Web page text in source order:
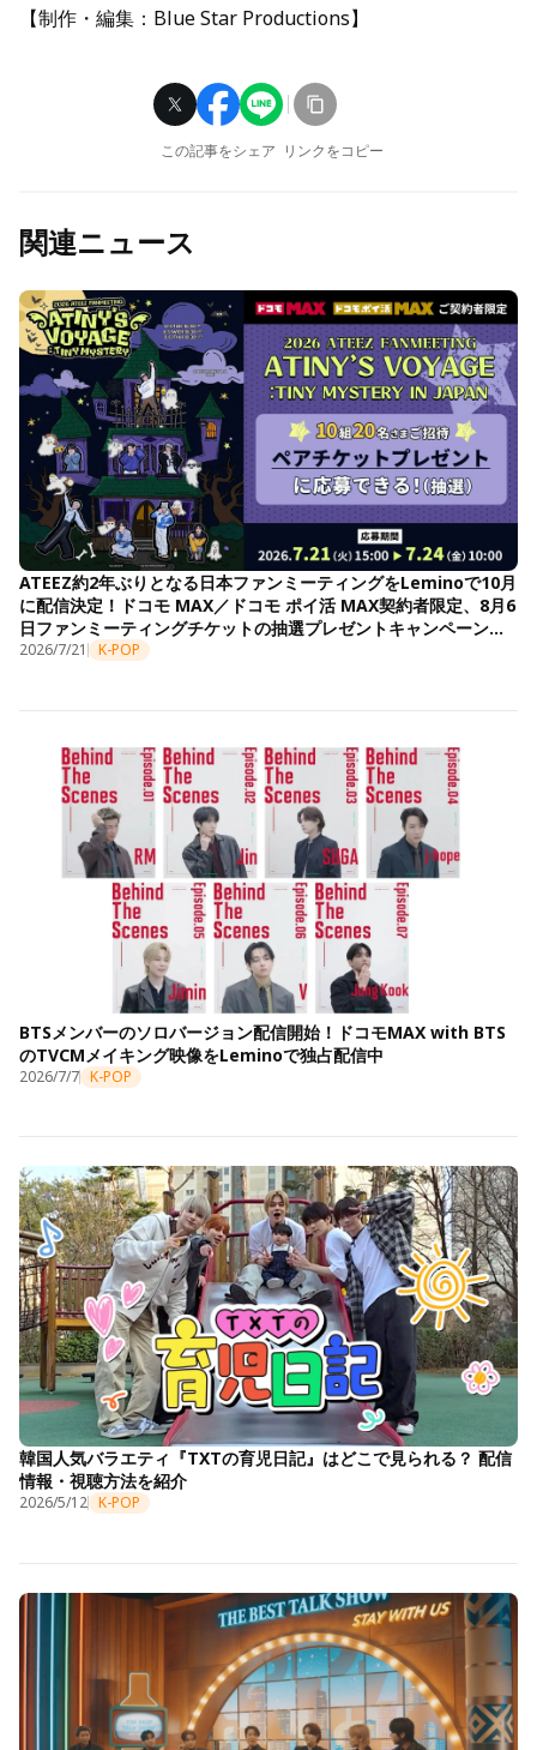
【制作・編集：Blue Star Productions】
この記事をシェア リンクをコピー
関連ニュース
ATEEZ約2年ぶりとなる日本ファンミーティングをLeminoで10月
に配信決定！ドコモ MAX／ドコモ ポイ活 MAX契約者限定、8月6
日ファンミーティングチケットの抽選プレゼントキャンペーンも
開始
2026/7/21 K-POP
BTSメンバーのソロバージョン配信開始！ドコモMAX with BTS
のTVCMメイキング映像をLeminoで独占配信中
2026/7/7 K-POP
韓国人気バラエティ『TXTの育児日記』はどこで見られる？ 配信
情報・視聴方法を紹介
2026/5/12 K-POP